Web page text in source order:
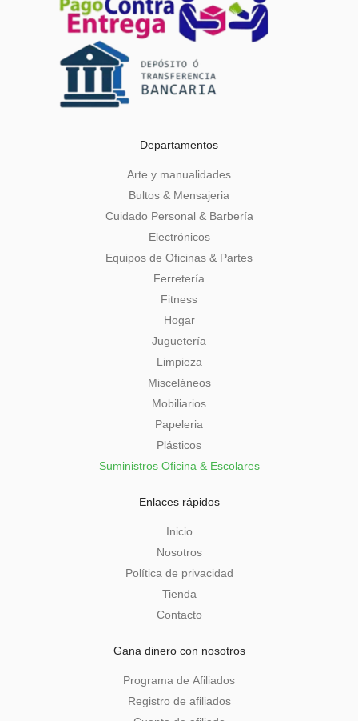
Departamentos
Arte y manualidades
Bultos & Mensajeria
Cuidado Personal & Barbería
Electrónicos
Equipos de Oficinas & Partes
Ferretería
Fitness
Hogar
Juguetería
Limpieza
Misceláneos
Mobiliarios
Papeleria
Plásticos
Suministros Oficina & Escolares
Enlaces rápidos
Inicio
Nosotros
Política de privacidad
Tienda
Contacto
Gana dinero con nosotros
Programa de Afiliados
Registro de afiliados